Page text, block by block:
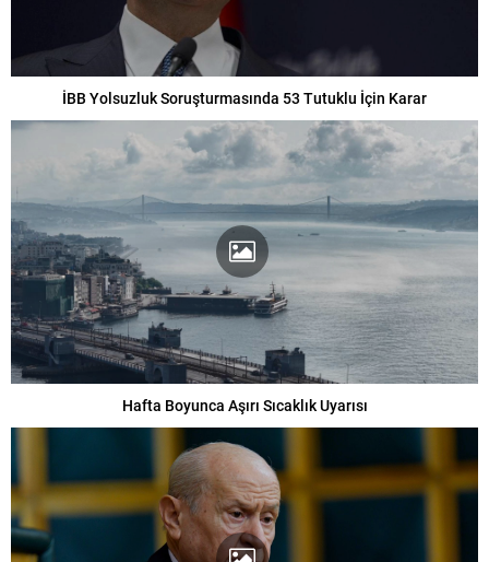
İBB Yolsuzluk Soruşturmasında 53 Tutuklu İçin Karar
Hafta Boyunca Aşırı Sıcaklık Uyarısı